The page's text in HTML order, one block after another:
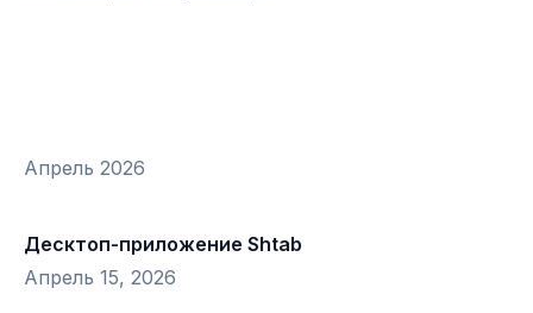
Апрель 2026
Десктоп-приложение Shtab
Апрель 15, 2026